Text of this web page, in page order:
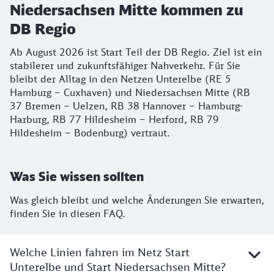
Niedersachsen Mitte kommen zu
DB Regio
Ab August 2026 ist Start Teil der DB Regio. Ziel ist ein
stabilerer und zukunftsfähiger Nahverkehr. Für Sie
bleibt der Alltag in den Netzen Unterelbe (RE 5
Hamburg – Cuxhaven) und Niedersachsen Mitte (RB
37 Bremen – Uelzen, RB 38 Hannover – Hamburg-
Harburg, RB 77 Hildesheim – Herford, RB 79
Hildesheim – Bodenburg) vertraut.
Was Sie wissen sollten
Was gleich bleibt und welche Änderungen Sie erwarten,
finden Sie in diesen FAQ.
Welche Linien fahren im Netz Start
Unterelbe und Start Niedersachsen Mitte?